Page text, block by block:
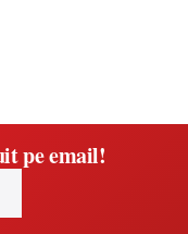
pe email!